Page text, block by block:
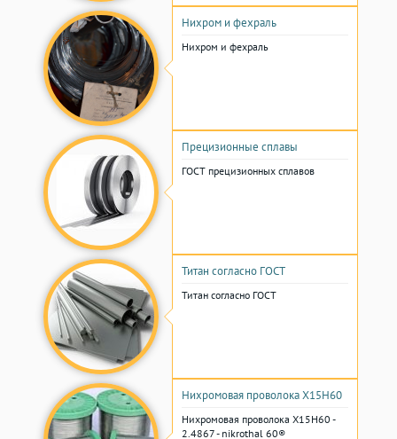
Нихром и фехраль
Нихром и фехраль
Прецизионные сплавы
ГОСТ прецизионных сплавов
Титан согласно ГОСТ
Титан согласно ГОСТ
Нихромовая проволока Х15Н60
Нихромовая проволока Х15Н60 -
2.4867 - nikrothal 60®